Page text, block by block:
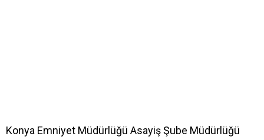
Konya Emniyet Müdürlüğü Asayiş Şube Müdürlüğü